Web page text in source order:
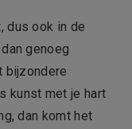
dus ook in de
genoeg
bijzondere
kunst met je hart
dan komt het